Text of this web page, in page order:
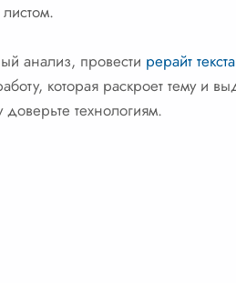
анализ, провести рерайт текста
которая раскроет тему и
технологиям.